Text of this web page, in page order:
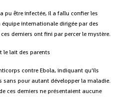
pu être infectée, il a fallu confier les
internationale dirigée par des
derniers ont fini par percer le mystère.
le lait des parents
contre Ebola, indiquant qu’ils
sans pour autant développer la maladie.
ces derniers ne présentaient aucune